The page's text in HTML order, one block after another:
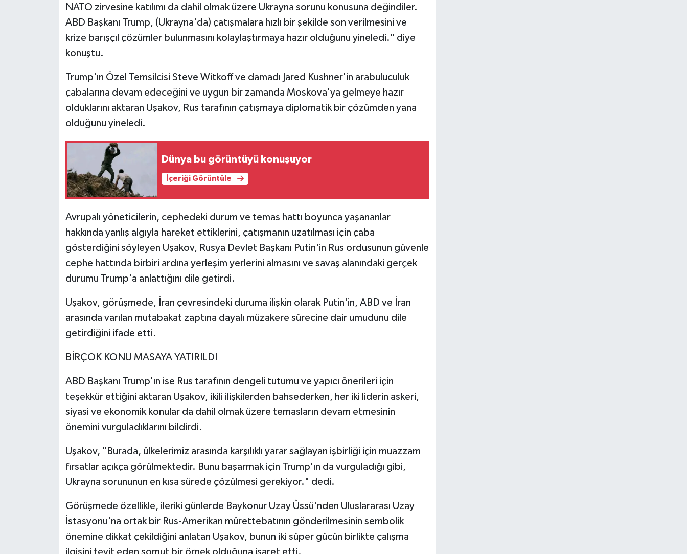
NATO zirvesine katılımı da dahil olmak üzere Ukrayna sorunu konusuna değindiler.
ABD Başkanı Trump, (Ukrayna'da) çatışmalara hızlı bir şekilde son verilmesini ve
krize barışçıl çözümler bulunmasını kolaylaştırmaya hazır olduğunu yineledi." diye
konuştu.
Trump'ın Özel Temsilcisi Steve Witkoff ve damadı Jared Kushner'in arabuluculuk
çabalarına devam edeceğini ve uygun bir zamanda Moskova'ya gelmeye hazır
olduklarını aktaran Uşakov, Rus tarafının çatışmaya diplomatik bir çözümden yana
olduğunu yineledi.
Dünya bu görüntüyü konuşuyor
İçeriği Görüntüle
Avrupalı yöneticilerin, cephedeki durum ve temas hattı boyunca yaşananlar
hakkında yanlış algıyla hareket ettiklerini, çatışmanın uzatılması için çaba
gösterdiğini söyleyen Uşakov, Rusya Devlet Başkanı Putin'in Rus ordusunun güvenle
cephe hattında birbiri ardına yerleşim yerlerini almasını ve savaş alanındaki gerçek
durumu Trump'a anlattığını dile getirdi.
Uşakov, görüşmede, İran çevresindeki duruma ilişkin olarak Putin'in, ABD ve İran
arasında varılan mutabakat zaptına dayalı müzakere sürecine dair umudunu dile
getirdiğini ifade etti.
BİRÇOK KONU MASAYA YATIRILDI
ABD Başkanı Trump'ın ise Rus tarafının dengeli tutumu ve yapıcı önerileri için
teşekkür ettiğini aktaran Uşakov, ikili ilişkilerden bahsederken, her iki liderin askeri,
siyasi ve ekonomik konular da dahil olmak üzere temasların devam etmesinin
önemini vurguladıklarını bildirdi.
Uşakov, "Burada, ülkelerimiz arasında karşılıklı yarar sağlayan işbirliği için muazzam
fırsatlar açıkça görülmektedir. Bunu başarmak için Trump'ın da vurguladığı gibi,
Ukrayna sorununun en kısa sürede çözülmesi gerekiyor." dedi.
Görüşmede özellikle, ileriki günlerde Baykonur Uzay Üssü'nden Uluslararası Uzay
İstasyonu'na ortak bir Rus-Amerikan mürettebatının gönderilmesinin sembolik
önemine dikkat çekildiğini anlatan Uşakov, bunun iki süper gücün birlikte çalışma
ilgisini teyit eden somut bir örnek olduğuna işaret etti.